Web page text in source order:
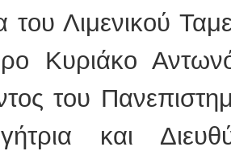
του Λιμενικού
Κυριάκο
του
και